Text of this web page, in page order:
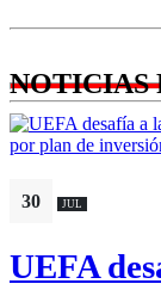
NOTICIAS
30 JUL
UEFA